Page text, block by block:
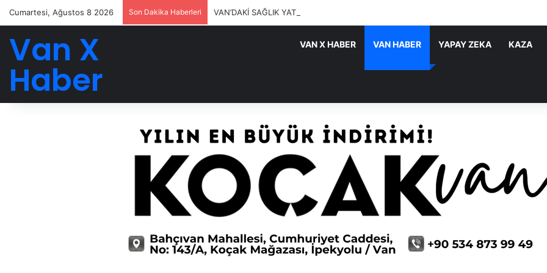
Cumartesi, Ağustos 8 2026 Son Dakika Haberleri VAN’DAKİ SAĞLIK YATIRIMLARI SÜRÜYOR
Van X
Haber
VAN X HABER VAN HABER YAPAY ZEKA KAZA